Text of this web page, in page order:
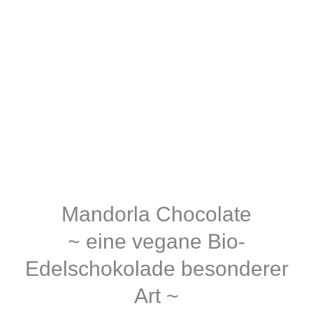
Mandorla Chocolate
~ eine vegane Bio-
Edelschokolade besonderer
Art ~